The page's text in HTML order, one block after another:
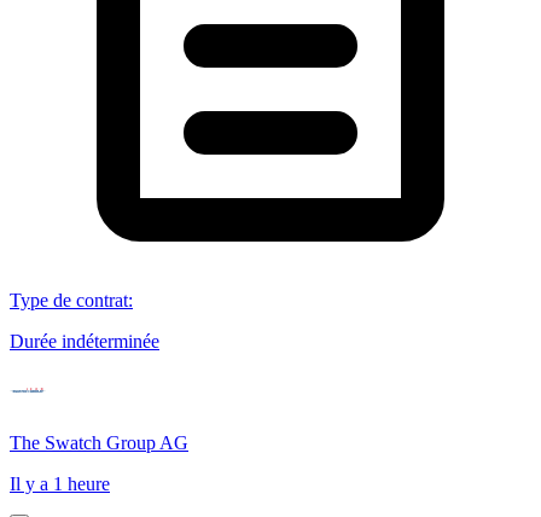
Type de contrat:
Durée indéterminée
The Swatch Group AG
Il y a 1 heure